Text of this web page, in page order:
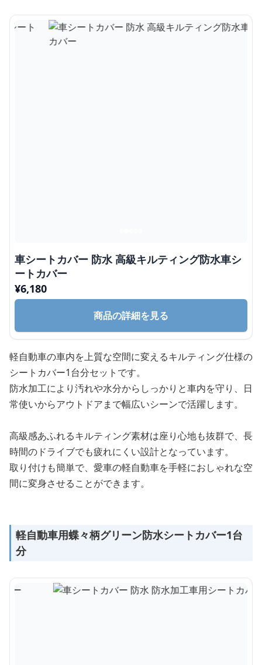
車シートカバー 防水 高級キルティング防水車シ
ートカバー
¥6,180
商品の詳細を見る
軽自動車の車内を上質な空間に変えるキルティング仕様の
シートカバー1台分セットです。
防水加工により汚れや水分からしっかりと車内を守り、日
常使いからアウトドアまで幅広いシーンで活躍します。
高級感あふれるキルティング素材は座り心地も抜群で、長
時間のドライブでも疲れにくい設計となっています。
取り付けも簡単で、愛車の軽自動車を手軽におしゃれな空
間に変身させることができます。
軽自動車用蝶々柄グリーン防水シートカバー1台
分